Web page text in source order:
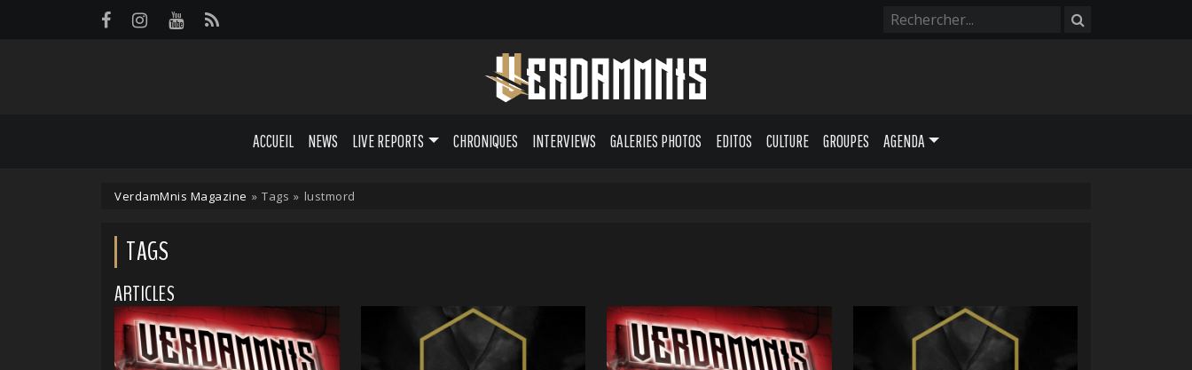
ACCUEIL NEWS LIVE REPORTS CHRONIQUES INTERVIEWS GALERIES PHOTOS EDITOS CULTURE GROUPES AGENDA
VerdamMnis Magazine » Tags » lustmord
TAGS
ARTICLES
Panneau de gestion des cookies